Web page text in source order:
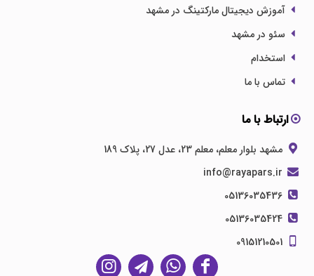
آموزش دیجیتال مارکتینگ در مشهد
سئو در مشهد
استخدام
تماس با ما
ارتباط با ما
مشهد بلوار معلم، معلم 23، عدل 27، پلاک 189
05136035436
05136035424
09151210501